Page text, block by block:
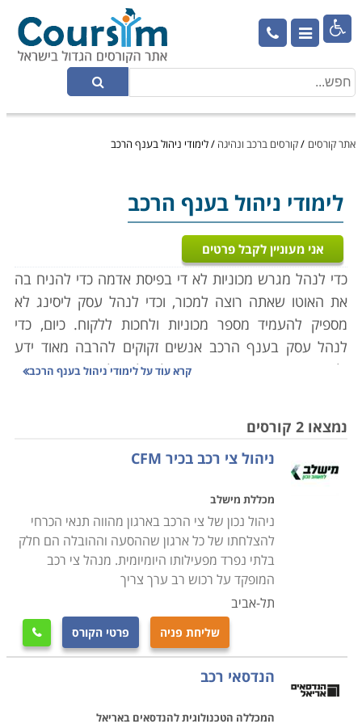

אתר קורסים /קורסים ברכב ונהיגה /לימודי ניהול בענף הרכב
לימודי ניהול בענף הרכב
אני מעוניין לקבל פרטים
כדי לנהל מגרש מכוניות לא די בפיסת אדמה כדי להניח בה
את האוטו שאתה רוצה למכור, וכדי לנהל עסק ליסינג לא
מספיק להעמיד מספר מכוניות ולחכות ללקוח. כיום, כדי
לנהל עסק בענף הרכב אנשים זקוקים להרבה מאוד ידע
ולכישורים מגוונים אם ברצונם להצליח ולהביא את העסק
מכירת רכב, כאשר גם בתוך כל תחום עצמו ישנם אנשי
מכירות, אנשי טיפול בלקוחות, אנשי קשר עם גורמים
חיצוניים וכן הלאה. הכישורים הנדרשים כיום בניהול בכלל
ובניהול עסקי בענף, בפרט כוללים תחומים רבים ולכן לימודי
ניהול בענף הרכב חולשים על פני דיסציפלינות רבות
מנהל בענף צריך לדעת איך לגייס את הלקוחות שלו, איך
להציע להם את העסקה המשתלמת ביותר הן מבחינתו והן
מבחינתם, הוא נדרש להבין את הצרכים שלהם ולתת להם
מענה אמתי, הוא צריך לגייס עובדים שיתאימו לעסק שלו
ושבעיקר יבצעו עבודה טובה, עליו ליצור קשר עם מוסכים
מטפלים (במקרה של ליסינג) ולוודא שהעבודה שהם
קרא עוד עללימודי ניהול בענף הרכב
נמצאו 2 קורסים
ניהול צי רכב בכיר CFM
מכללת מישלב
ניהול נכון של צי הרכב בארגון מהווה תנאי הכרחי
להצלחתו של כל ארגון שההסעה וההובלה הם חלק
בלתי נפרד מפעילותו היומיומית. מנהל צי רכב
המופקד על רכוש רב ערך צריך
תל-אביב
שליחת פניה פרטי הקורס 
הנדסאי רכב
המכללה הטכנולוגית להנדסאים באריאל